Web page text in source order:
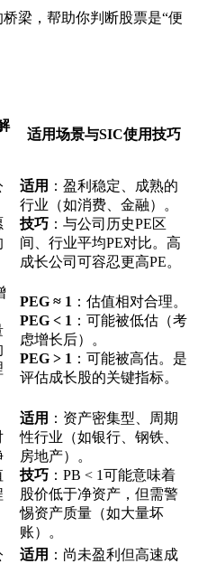
梁，帮助你判断股票是“便
适用场景与SIC使用技巧
适用 ：盈利稳定、成熟的
行业（如消费、金融）。
技巧 ：与公司历史PE区
间、行业平均PE对比。高
成长公司可容忍更高PE。
PEG ≈ 1 ：估值相对合理。
PEG < 1 ：可能被低估（考
虑增长后）。
PEG > 1 ：可能被高估。是
评估成长股的关键指标。
适用 ：资产密集型、周期
性行业（如银行、钢铁、
房地产）。
技巧 ：PB < 1可能意味着
股价低于净资产，但需警
惕资产质量（如大量坏
账）。
适用 ：尚未盈利但高速成